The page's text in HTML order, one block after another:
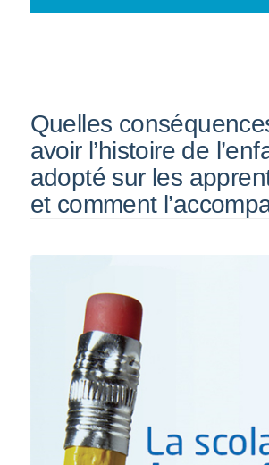
Quelles
avoir l’histoire de
adopté sur les
et comment